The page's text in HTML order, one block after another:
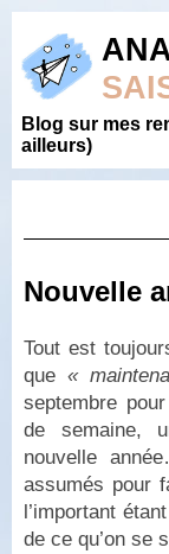
Blog sur mes
ailleurs)
Nouvelle
Tout est
que «
septembre
de semaine,
nouvelle
assumés pour
l’important
de ce qu’on se